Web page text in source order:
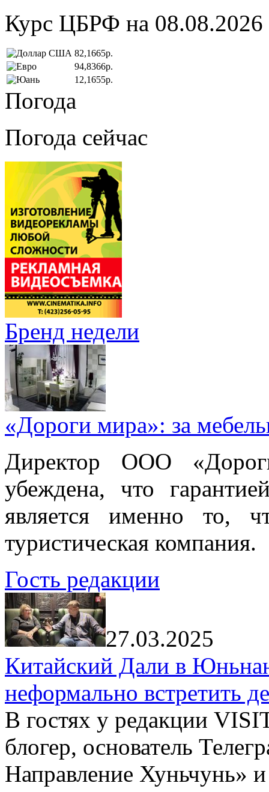
Курс ЦБРФ на 08.08.2026
82,1665р.
94,8366р.
12,1655р.
Погода
Погода сейчас
Бренд недели
«Дороги мира»: за
Директор ООО
убеждена, что
является именно то,
туристическая компания.
Гость редакции
27.03.2025
Китайский Дали в
неформально встретить
В гостях у редакции
блогер, основатель
Направление Хуньчунь»